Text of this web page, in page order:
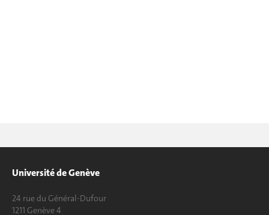
Université de Genève
24 rue du Général-Dufour
1211 Genève 4